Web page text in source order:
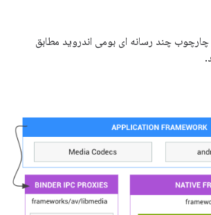
چارچوب چند رسانه ای بومی اندروید مطابق